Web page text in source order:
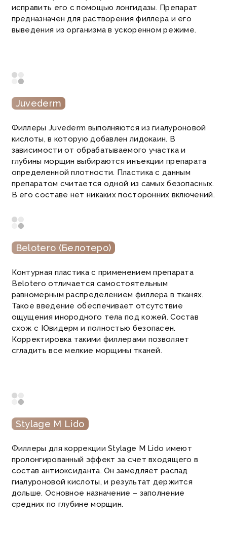
исправить его с помощью лонгидазы. Препарат
предназначен для растворения филлера и его
выведения из организма в ускоренном режиме.
Juvederm
Филлеры Juvederm выполняются из гиалуроновой
кислоты, в которую добавлен лидокаин. В
зависимости от обрабатываемого участка и
глубины морщин выбираются инъекции препарата
определенной плотности. Пластика с данным
препаратом считается одной из самых безопасных.
В его составе нет никаких посторонних включений.
Belotero (Белотеро)
Контурная пластика с применением препарата
Belotero отличается самостоятельным
равномерным распределением филлера в тканях.
Такое введение обеспечивает отсутствие
ощущения инородного тела под кожей. Состав
схож с Ювидерм и полностью безопасен.
Корректировка такими филлерами позволяет
сгладить все мелкие морщины тканей.
Stylage M Lido
Филлеры для коррекции Stylage M Lido имеют
пролонгированный эффект за счет входящего в
состав антиоксиданта. Он замедляет распад
гиалуроновой кислоты, и результат держится
дольше. Основное назначение – заполнение
средних по глубине морщин.